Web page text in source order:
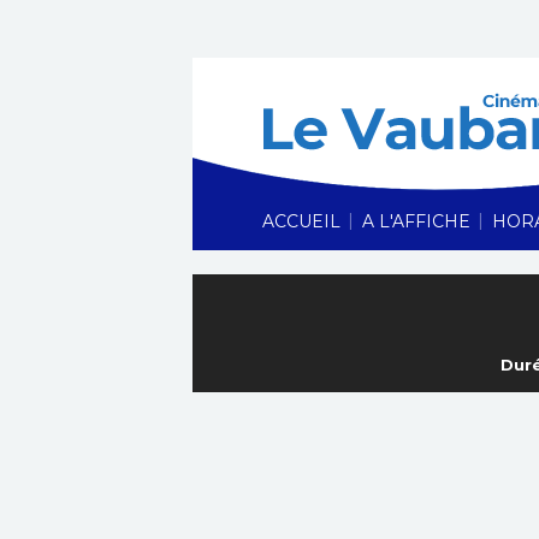
ACCUEIL | A L'AFFICHE |